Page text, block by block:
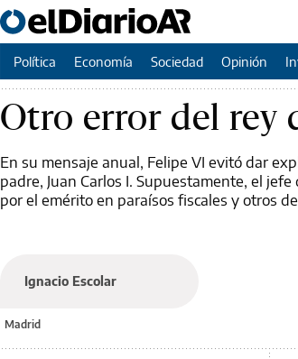
Política Economía Sociedad Opinión
Otro error del rey
En su mensaje anual, Felipe VI evitó dar
padre, Juan Carlos I. Supuestamente, el
por el emérito en paraísos fiscales y otros
Ignacio Escolar
Madrid